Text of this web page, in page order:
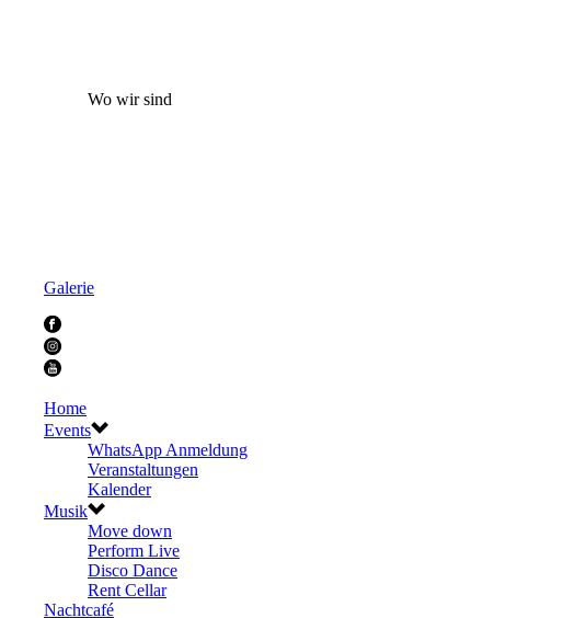
Wo wir sind
Galerie
Home
Events
WhatsApp Anmeldung
Veranstaltungen
Kalender
Musik
Move down
Perform Live
Disco Dance
Rent Cellar
Nachtcafé